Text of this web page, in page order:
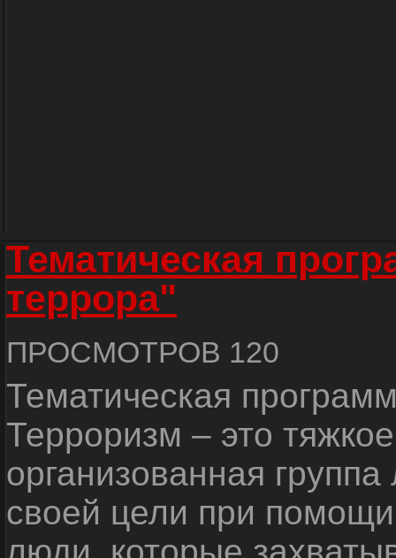
Тематическая
террора"
ПРОСМОТРОВ 120
Тематическая
Терроризм – это
организованная
своей цели при